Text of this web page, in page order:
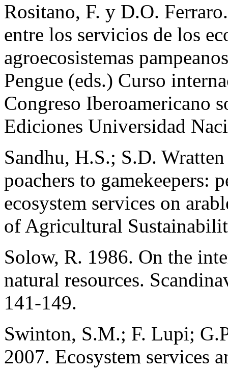
Rositano, F. y D.O.
entre los servicios de los
agroecosistemas
Pengue (eds.) Curso
Congreso Iberoamericano
Ediciones Universidad
Sandhu, H.S.; S.D.
poachers to gamekeepers:
ecosystem services on
of Agricultural
Solow, R. 1986. On the
natural resources.
141-149.
Swinton, S.M.; F. Lupi;
2007. Ecosystem services